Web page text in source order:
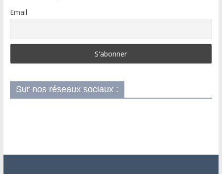
Email
Sur nos réseaux sociaux :